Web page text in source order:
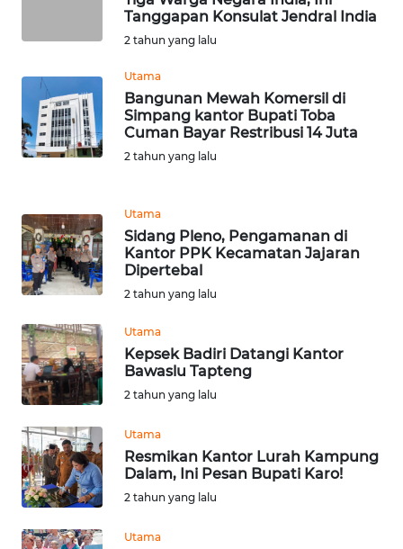
Tanggapan Konsulat Jendral India
2 tahun yang lalu
Utama
Bangunan Mewah Komersil di
Simpang kantor Bupati Toba
Cuman Bayar Restribusi 14 Juta
2 tahun yang lalu
Utama
Sidang Pleno, Pengamanan di
Kantor PPK Kecamatan Jajaran
Dipertebal
2 tahun yang lalu
Utama
Kepsek Badiri Datangi Kantor
Bawaslu Tapteng
2 tahun yang lalu
Utama
Resmikan Kantor Lurah Kampung
Dalam, Ini Pesan Bupati Karo!
2 tahun yang lalu
Utama
WN
BANTEN
WN
WN
KEPRI
WN
WN
PAPUA
BARAT
WN
RIAU
SERAMBI